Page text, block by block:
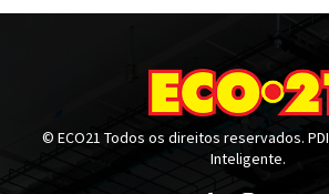
© ECO21 Todos os direitos reservados.
Inteligente.